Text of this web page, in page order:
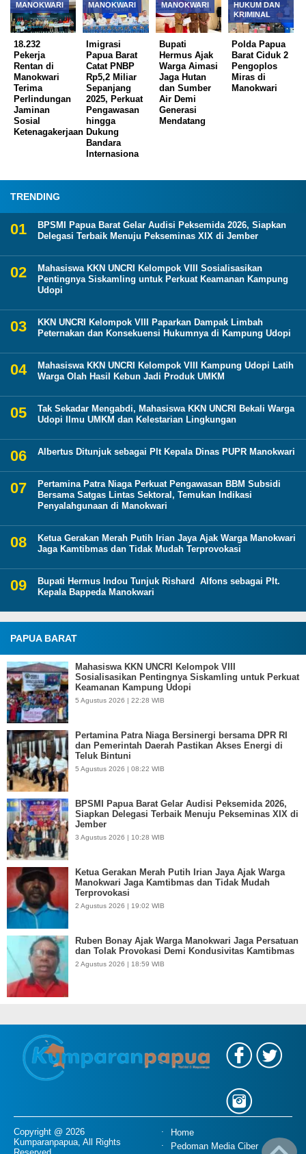
MANOKWARI
18.232
Pekerja
Rentan di
Manokwari
Terima
Perlindungan
Jaminan
Sosial
Ketenagakerjaan
MANOKWARI
Imigrasi
Papua Barat
Catat PNBP
Rp5,2 Miliar
Sepanjang
2025, Perkuat
Pengawasan
hingga
Dukung
Bandara
Internasiona
MANOKWARI
Bupati
Hermus Ajak
Warga Aimasi
Jaga Hutan
dan Sumber
Air Demi
Generasi
Mendatang
HUKUM DAN
KRIMINAL
Polda Papua
Barat Ciduk 2
Pengoplos
Miras di
Manokwari
TRENDING
BPSMI Papua Barat Gelar Audisi Peksemida 2026, Siapkan
Delegasi Terbaik Menuju Pekseminas XIX di Jember
Mahasiswa KKN UNCRI Kelompok VIII Sosialisasikan
Pentingnya Siskamling untuk Perkuat Keamanan Kampung
Udopi
KKN UNCRI Kelompok VIII Paparkan Dampak Limbah
Peternakan dan Konsekuensi Hukumnya di Kampung Udopi
Mahasiswa KKN UNCRI Kelompok VIII Kampung Udopi Latih
Warga Olah Hasil Kebun Jadi Produk UMKM
Tak Sekadar Mengabdi, Mahasiswa KKN UNCRI Bekali Warga
Udopi Ilmu UMKM dan Kelestarian Lingkungan
Albertus Ditunjuk sebagai Plt Kepala Dinas PUPR Manokwari
Pertamina Patra Niaga Perkuat Pengawasan BBM Subsidi
Bersama Satgas Lintas Sektoral, Temukan Indikasi
Penyalahgunaan di Manokwari
Ketua Gerakan Merah Putih Irian Jaya Ajak Warga Manokwari
Jaga Kamtibmas dan Tidak Mudah Terprovokasi
Bupati Hermus Indou Tunjuk Rishard Alfons sebagai Plt.
Kepala Bappeda Manokwari
PAPUA BARAT
Mahasiswa KKN UNCRI Kelompok VIII
Sosialisasikan Pentingnya Siskamling untuk Perkuat
Keamanan Kampung Udopi
5 Agustus 2026 | 22:28 WIB
Pertamina Patra Niaga Bersinergi bersama DPR RI
dan Pemerintah Daerah Pastikan Akses Energi di
Teluk Bintuni
5 Agustus 2026 | 08:22 WIB
BPSMI Papua Barat Gelar Audisi Peksemida 2026,
Siapkan Delegasi Terbaik Menuju Pekseminas XIX di
Jember
3 Agustus 2026 | 10:28 WIB
Ketua Gerakan Merah Putih Irian Jaya Ajak Warga
Manokwari Jaga Kamtibmas dan Tidak Mudah
Terprovokasi
2 Agustus 2026 | 19:02 WIB
Ruben Bonay Ajak Warga Manokwari Jaga Persatuan
dan Tolak Provokasi Demi Kondusivitas Kamtibmas
2 Agustus 2026 | 18:59 WIB
Copyright @ 2026
Kumparanpapua, All Rights
Home
Pedoman Media Ciber